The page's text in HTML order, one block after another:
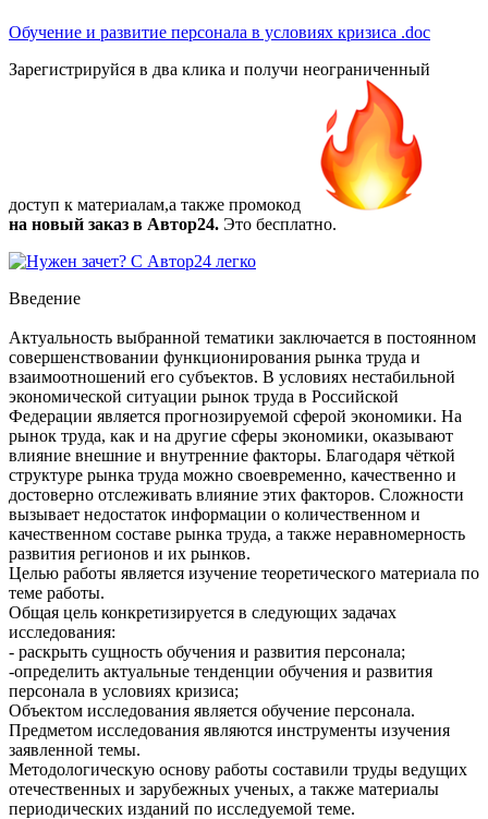
Обучение и развитие персонала в условиях кризиса .doc
Зарегистрируйся в два клика и получи неограниченный
доступ к материалам,а также промокод
на новый заказ в Автор24. Это бесплатно.
Введение
Актуальность выбранной тематики заключается в постоянном
совершенствовании функционирования рынка труда и
взаимоотношений его субъектов. В условиях нестабильной
экономической ситуации рынок труда в Российской
Федерации является прогнозируемой сферой экономики. На
рынок труда, как и на другие сферы экономики, оказывают
влияние внешние и внутренние факторы. Благодаря чёткой
структуре рынка труда можно своевременно, качественно и
достоверно отслеживать влияние этих факторов. Сложности
вызывает недостаток информации о количественном и
качественном составе рынка труда, а также неравномерность
развития регионов и их рынков.
Целью работы является изучение теоретического материала по
теме работы.
Общая цель конкретизируется в следующих задачах
исследования:
- раскрыть сущность обучения и развития персонала;
-определить актуальные тенденции обучения и развития
персонала в условиях кризиса;
Объектом исследования является обучение персонала.
Предметом исследования являются инструменты изучения
заявленной темы.
Методологическую основу работы составили труды ведущих
отечественных и зарубежных ученых, а также материалы
периодических изданий по исследуемой теме.